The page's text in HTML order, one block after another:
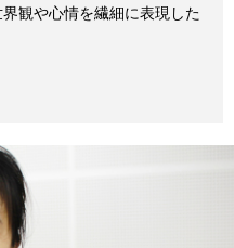
観や心情を繊細に表現した